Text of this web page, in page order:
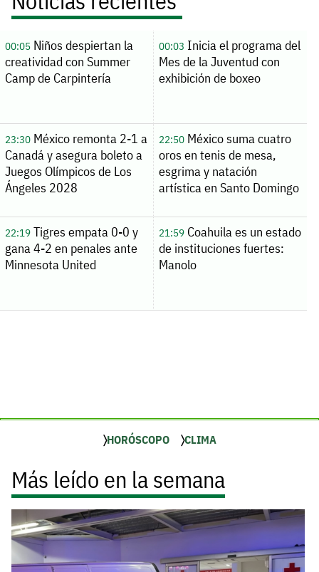
00:05Niños despiertan la
creatividad con Summer
Camp de Carpintería
00:03 Inicia el programa del
Mes de la Juventud con
exhibición de boxeo
23:30México remonta 2-1 a
Canadá y asegura boleto a
Juegos Olímpicos de Los
Ángeles 2028
22:50México suma cuatro
oros en tenis de mesa,
esgrima y natación
artística en Santo Domingo
22:19Tigres empata 0-0 y
gana 4-2 en penales ante
Minnesota United
21:59Coahuila es un estado
de instituciones fuertes:
Manolo
HORÓSCOPO CLIMA
Más leído en la semana